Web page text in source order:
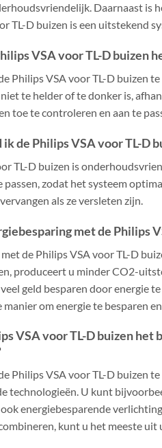
Daarnaast is
TL-D buizen is een uitstekend
VSA voor TL-D buizen
Philips VSA voor TL-D buizen
te helder of te donker is,
toe te controleren en aan te
de Philips VSA voor TL-D
TL-D buizen is
passen, zodat het systeem
als ze versleten zijn.
met de Philips
de Philips VSA voor TL-D
produceert u minder CO2-
geld besparen door energie
om energie te besparen
VSA voor TL-D buizen
Philips VSA voor TL-D buizen
technologieën. U kunt
energiebesparende
kunt u het meeste uit